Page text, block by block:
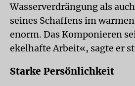
Wasserverdrängung als
seines Schaffens im
enorm. Das Komponieren
ekelhafte Arbeit«, sagte er
Starke Persönlichkeit